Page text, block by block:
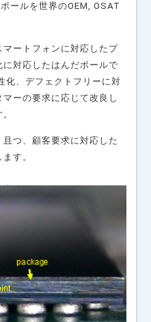
ールを世界のOEM, OSAT
ートフォンに対応したプ
対応したはんだボールで
化、デフェクトフリーに対
ーの要求に応じて改良し
つ、顧客要求に対応した
す。